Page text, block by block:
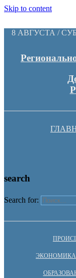
Skip to content
8 АВГУСТА /
search
Search for:
ЭКОНОМИКА